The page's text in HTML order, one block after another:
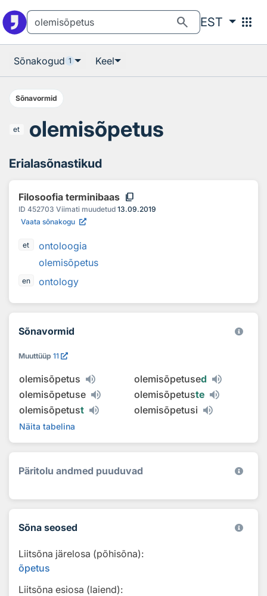
search EST apps
Sõnakogud 1 Keel
Sõnavormid
et olemisõpetus
Erialasõnastikud
Filosoofia terminibaas content_copy
ID 452703 Viimati muudetud 13.09.2019
Vaata sõnakogu
et
ontoloogia
olemisõpetus
en ontology
Sõnavormid
Muuttüüp 11
olemisõpetus olemisõpetused
olemisõpetuse
olemisõpetuste
olemisõpetust olemisõpetusi
Näita tabelina
Päritolu andmed puuduvad
Sõna seosed
Liitsõna järelosa (põhisõna):
õpetus
Liitsõna esiosa (laiend):